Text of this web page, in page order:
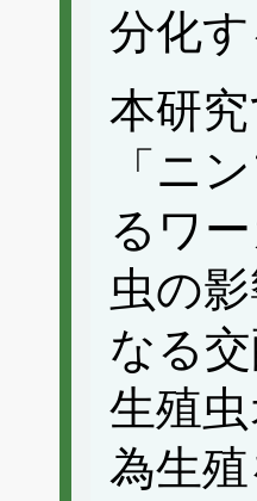
分化す
本研
「ニ
るワ
虫の
なる
生殖
為生